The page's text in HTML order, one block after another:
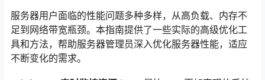
服务器用户面临的性能问题多种多样，从高负载、内存不
足到网络带宽瓶颈。本指南提供了一些实际的高级优化工
具和方法，帮助服务器管理员深入优化服务器性能，适应
不断变化的需求。